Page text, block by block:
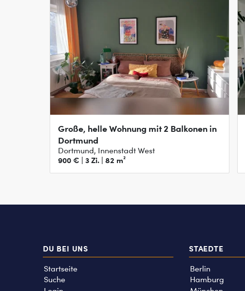
Große, helle Wohnung mit 2 Balkonen in
Dortmund
Dortmund, Innenstadt West
900 € | 3 Zi. | 82 m²
DU BEI UNS
Startseite
Suche
STAEDTE
Berlin
Hamburg